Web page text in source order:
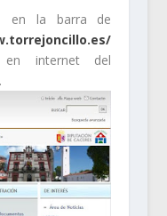
en la barra de
internet del